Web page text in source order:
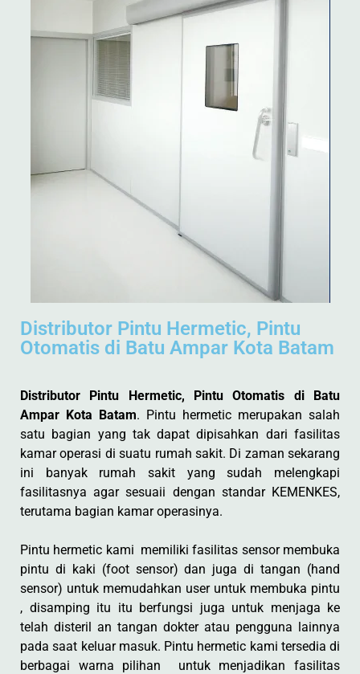
Distributor Pintu Hermetic, Pintu
Otomatis di Batu Ampar Kota Batam
Distributor Pintu Hermetic, Pintu Otomatis di Batu
Ampar Kota Batam. Pintu hermetic merupakan salah
satu bagian yang tak dapat dipisahkan dari fasilitas
kamar operasi di suatu rumah sakit. Di zaman sekarang
ini banyak rumah sakit yang sudah melengkapi
fasilitasnya agar sesuaii dengan standar KEMENKES,
terutama bagian kamar operasinya.
Pintu hermetic kami memiliki fasilitas sensor membuka
pintu di kaki (foot sensor) dan juga di tangan (hand
sensor) untuk memudahkan user untuk membuka pintu
, disamping itu itu berfungsi juga untuk menjaga ke
telah disteril an tangan dokter atau pengguna lainnya
pada saat keluar masuk. Pintu hermetic kami tersedia di
berbagai warna pilihan untuk menjadikan fasilitas